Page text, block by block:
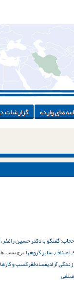
های وارده گزارشات
گفتگو با دکتر حسین
, اصناف, سایر گروهها برچسب
آزادیفسادفقرکسب و